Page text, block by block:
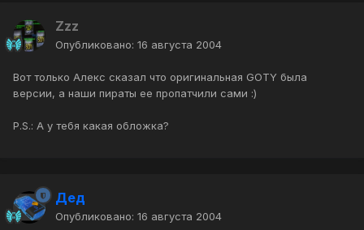
Zzz
Опубликовано: 16 августа 2004
Вот только Алекс сказал что оригинальная GOTY была
версии, а наши пираты ее пропатчили сами :)
P.S.: А у тебя какая обложка?
Дед
Опубликовано: 16 августа 2004